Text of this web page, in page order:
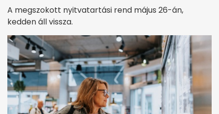
A megszokott nyitvatartási rend május 26-án,
kedden áll vissza.